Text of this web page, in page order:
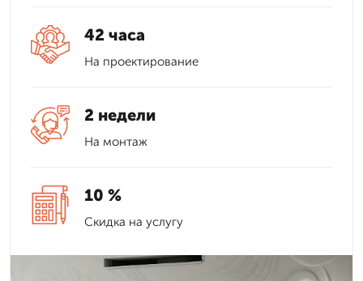
42 часа
На проектирование
2 недели
На монтаж
10 %
Скидка на услугу